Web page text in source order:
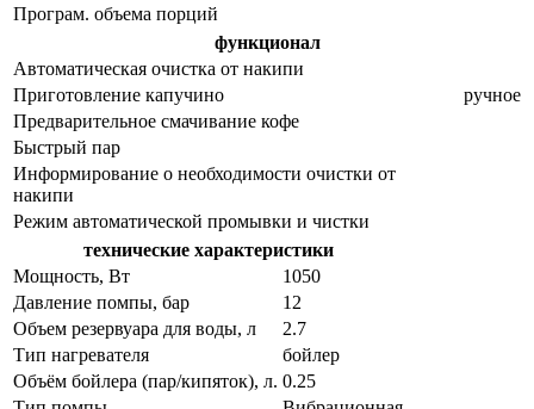
Програм. объема порций
функционал
Автоматическая очистка от накипи
Приготовление капучино
ручное
Предварительное смачивание кофе
Быстрый пар
Информирование о необходимости очистки от
накипи
Режим автоматической промывки и чистки
технические характеристики
Мощность, Вт
1050
Давление помпы, бар
12
Объем резервуара для воды, л
2.7
Тип нагревателя
бойлер
Объём бойлера (пар/кипяток), л. 0.25